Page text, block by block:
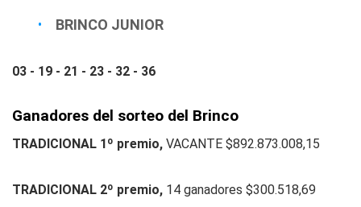
BRINCO JUNIOR
03 - 19 - 21 - 23 - 32 - 36
Ganadores del sorteo del Brinco
TRADICIONAL 1º premio, VACANTE $892.873.008,15
TRADICIONAL 2º premio, 14 ganadores $300.518,69